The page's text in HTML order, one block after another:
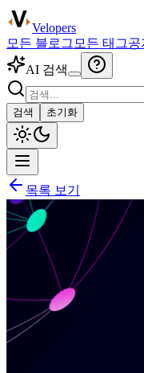
Velopers
모든 블로그 모든 태그공
AI 검색
검색 초기화
목록 보기